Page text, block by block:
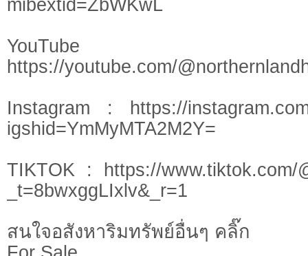
mibextid=ZbWKwL
https://youtube.com/
Instagram : https://
igshid=YmMyMTA2M2Y=
TIKTOK : https://www.tiktok.com/
_t=8bwxggLIxlv&_r=1
สนใจอสังหาริมทรัพย์อื่นๆ คลิ๊ก